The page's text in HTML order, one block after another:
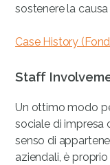
sostenere la
Case History
Staff
Un ottimo modo
sociale di impresa
senso di
aziendali, è